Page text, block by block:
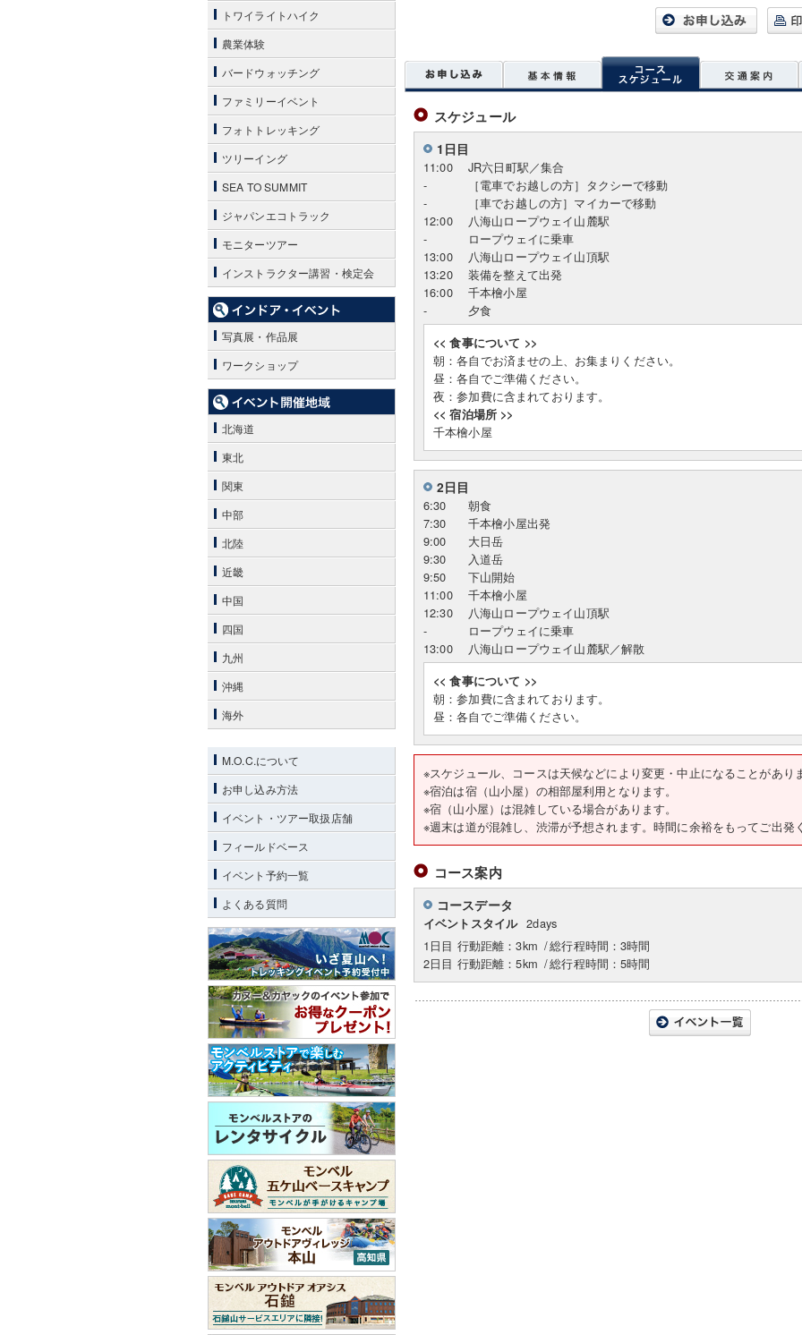
スケジュール
1日目
11:00
JR六日町駅／集合
-
［電車でお越しの方］タクシーで移動
-
［車でお越しの方］マイカーで移動
12:00
八海山ロープウェイ山麓駅
-
ロープウェイに乗車
13:00
八海山ロープウェイ山頂駅
13:20
装備を整えて出発
16:00
千本檜小屋
-
夕食
<< 食事について >>
朝：各自でお済ませの上、お集まりください。
昼：各自でご準備ください。
夜：参加費に含まれております。
<< 宿泊場所 >>
千本檜小屋
2日目
6:30
朝食
7:30
千本檜小屋出発
9:00
大日岳
9:30
入道岳
9:50
下山開始
11:00
千本檜小屋
12:30
八海山ロープウェイ山頂駅
-
ロープウェイに乗車
13:00
八海山ロープウェイ山麓駅／解散
<< 食事について >>
朝：参加費に含まれております。
昼：各自でご準備ください。
※スケジュール、コースは天候などにより変更・中止になることがありま
※宿泊は宿（山小屋）の相部屋利用となります。
※宿（山小屋）は混雑している場合があります。
※週末は道が混雑し、渋滞が予想されます。時間に余裕をもってご出発
コース案内
コースデータ
イベントスタイル 2days
1日目 行動距離：3km /総行程時間：3時間
2日目 行動距離：5km /総行程時間：5時間
トワイライトハイク
農業体験
バードウォッチング
ファミリーイベント
フォトトレッキング
ツリーイング
SEA TO SUMMIT
ジャパンエコトラック
モニターツアー
インストラクター講習・検定会
写真展・作品展
ワークショップ
北海道
東北
関東
中部
北陸
近畿
中国
四国
九州
沖縄
海外
M.O.C.について
お申し込み方法
イベント・ツアー取扱店舗
フィールドベース
イベント予約一覧
よくある質問